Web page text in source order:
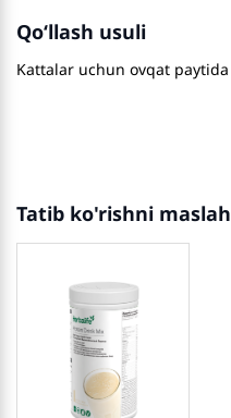
Qo‘llash usuli
Kattalar uchun ovqat
Tatib ko'rishni